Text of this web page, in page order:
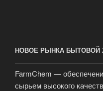
НОВОЕ РЫНКА БЫТОВОЙ
FarmChem —
сырьем высокого